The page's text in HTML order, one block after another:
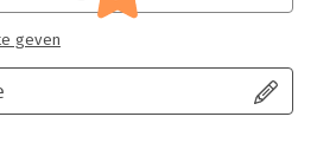
geven